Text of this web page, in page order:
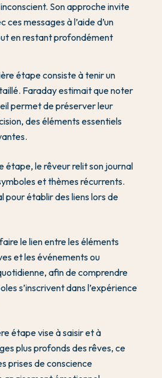
Son approche invite
messages à l’aide d’un
en restant profondément
étape consiste à tenir un
Faraday estimait que noter
permet de préserver leur
des éléments essentiels
étape, le rêveur relit son journal
et thèmes récurrents.
pour établir des liens lors de
le lien entre les éléments
et les événements ou
afin de comprendre
s’inscrivent dans l’expérience
étape vise à saisir et à
plus profonds des rêves, ce
prises de conscience